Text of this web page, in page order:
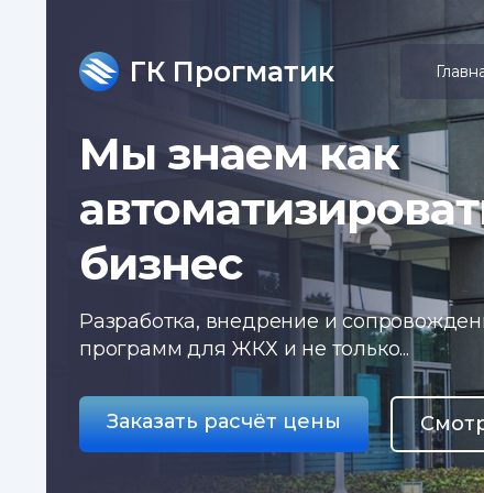
ГК Прогматик
Мы знаем как
бизнес
Разработка, внедрение и
программ для ЖКХ и не только...
Заказать расчёт цены